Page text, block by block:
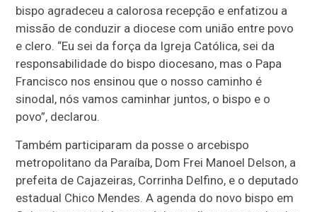
bispo agradeceu a calorosa recepção e enfatizou a
missão de conduzir a diocese com união entre povo
e clero. “Eu sei da força da Igreja Católica, sei da
responsabilidade do bispo diocesano, mas o Papa
Francisco nos ensinou que o nosso caminho é
sinodal, nós vamos caminhar juntos, o bispo e o
povo”, declarou.
Também participaram da posse o arcebispo
metropolitano da Paraíba, Dom Frei Manoel Delson, a
prefeita de Cajazeiras, Corrinha Delfino, e o deputado
estadual Chico Mendes. A agenda do novo bispo em